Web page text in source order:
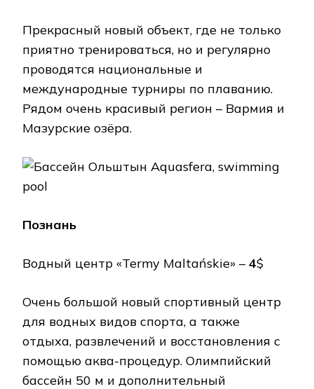
Прекрасный новый объект, где не только
приятно тренироваться, но и регулярно
проводятся национальные и
международные турниры по плаванию.
Рядом очень красивый регион – Вармия и
Мазурские озёра.
Познань
Водный центр «Termy Maltańskie» – 4$
Очень большой новый спортивный центр
для водных видов спорта, а также
отдыха, развлечений и восстановления с
помощью аква-процедур. Олимпийский
бассейн 50 м и дополнительный